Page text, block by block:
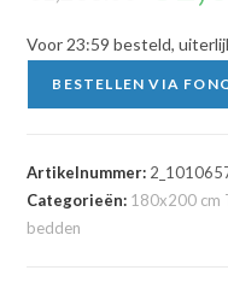
Voor 23:59 besteld,
BESTELLEN VIA
Artikelnummer:
Categorieën: 180x200 cm
bedden